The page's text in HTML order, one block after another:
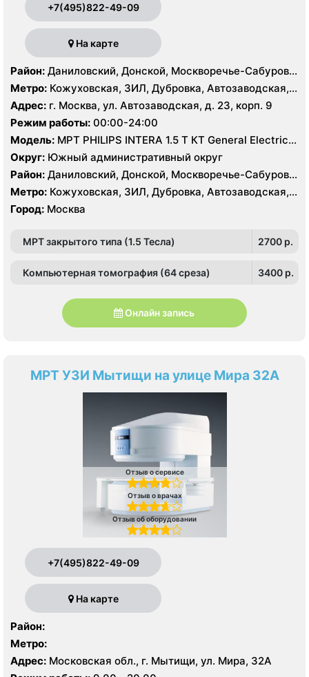
+7(495)822-49-09
На карте
Район: Даниловский, Донской, Москворечье-Сабурово,
Нагатино-Садовники, Нагатинский Затон, Нагорный
Метро: Кожуховская, ЗИЛ, Дубровка, Автозаводская,
Нагатинская, Технопарк, Тульская, Угрешская
Адрес: г. Москва, ул. Автозаводская, д. 23, корп. 9
Режим работы: 00:00-24:00
Модель: МРТ PHILIPS INTERA 1.5 T КТ General Electric
LIGHT SPEED 64 среза
Округ: Южный административный округ
Район: Даниловский, Донской, Москворечье-Сабурово,
Нагатино-Садовники, Нагатинский Затон, Нагорный
Метро: Кожуховская, ЗИЛ, Дубровка, Автозаводская,
Нагатинская, Технопарк, Тульская, Угрешская
Город: Москва
МРТ закрытого типа (1.5 Тесла) 2700 p.
Компьютерная томография (64 среза) 3400 p.
Онлайн запись
МРТ УЗИ Мытищи на улице Мира 32А
Отзыв о сервисе
Отзыв о врачах
Отзыв об оборудовании
+7(495)822-49-09
На карте
Район:
Метро:
Адрес: Московская обл., г. Мытищи, ул. Мира, 32А